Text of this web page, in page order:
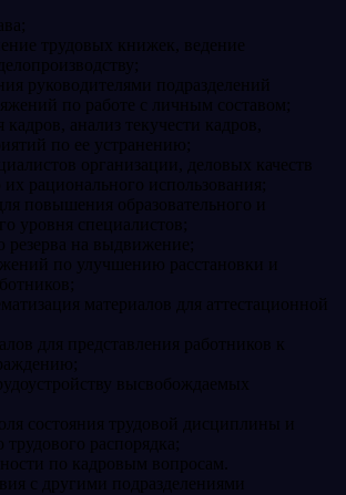
трудовых книжек, ведение
руководителями подразделений
по работе с личным составом;
анализ текучести кадров,
по ее устранению;
организации, деловых качеств
рационального использования;
повышения образовательного и
уровня специалистов;
резерва на выдвижение;
по улучшению расстановки и
материалов для аттестационной
для представления работников к
высвобождаемых
состояния трудовой дисциплины и
трудового распорядка;
по кадровым вопросам.
с другими подразделениями